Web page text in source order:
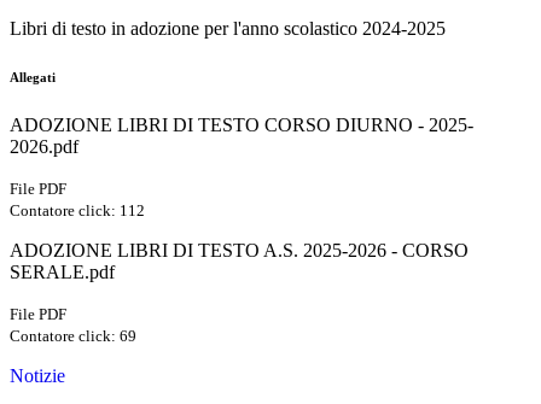
Libri di testo in adozione per l'anno scolastico 2024-2025
Allegati
ADOZIONE LIBRI DI TESTO CORSO DIURNO - 2025-
2026.pdf
File PDF
Contatore click: 112
ADOZIONE LIBRI DI TESTO A.S. 2025-2026 - CORSO
SERALE.pdf
File PDF
Contatore click: 69
Notizie